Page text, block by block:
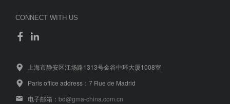
CONNECT WITH US
上海市静安区江场路1313号金谷中环大厦1008室
Paris office address：7 Rue de Madrid
电子邮箱： bd@gma-china.com.cn